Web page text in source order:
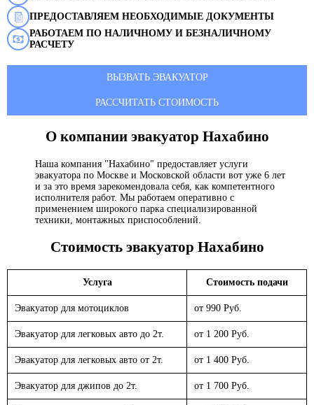
ПРЕДОСТАВЛЯЕМ НЕОБХОДИМЫЕ ДОКУМЕНТЫ
РАБОТАЕМ ПО НАЛИЧНОМУ И БЕЗНАЛИЧНОМУ
РАСЧЕТУ
ВЫЗВАТЬ ЭВАКУАТОР
РАССЧИТАТЬ СТОИМОСТЬ
О компании эвакуатор Нахабино
Наша компания "Нахабино" предоставляет услуги
эвакуатора по Москве и Московской области вот уже 6 лет
и за это время зарекомендовала себя, как компетентного
исполнителя работ. Мы работаем оперативно с
применением широкого парка специализированной
техники, монтажных приспособлений.
Стоимость эвакуатор Нахабино
Услуга Стоимость подачи
Эвакуатор для мотоциклов от 990 Руб.
Эвакуатор для легковых авто до 2т. от 1 200 Руб.
Эвакуатор для легковых авто от 2т. от 1 400 Руб.
Эвакуатор для джипов до 2т. от 1 700 Руб.